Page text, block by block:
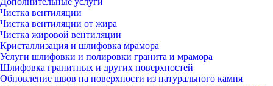
Чистка вентиляции
Чистка вентиляции от жира
Чистка жировой вентиляции
Кристаллизация и шлифовка мрамора
Услуги шлифовки и полировки гранита и мрамора
Шлифовка гранитных и других поверхностей
Обновление швов на поверхности из натурального камня